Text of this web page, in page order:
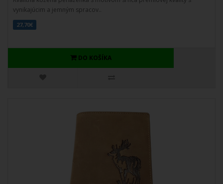
vynikajúcim a jemným spracov..
27,70€
DO KOŠÍKA